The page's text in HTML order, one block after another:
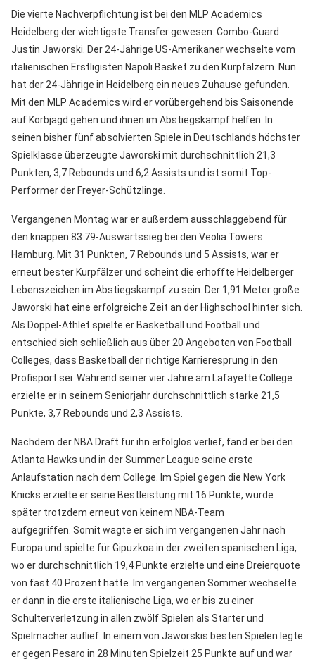
Die vierte Nachverpflichtung ist bei den MLP Academics
Heidelberg der wichtigste Transfer gewesen: Combo-Guard
Justin Jaworski. Der 24-Jährige US-Amerikaner wechselte vom
italienischen Erstligisten Napoli Basket zu den Kurpfälzern. Nun
hat der 24-Jährige in Heidelberg ein neues Zuhause gefunden.
Mit den MLP Academics wird er vorübergehend bis Saisonende
auf Korbjagd gehen und ihnen im Abstiegskampf helfen. In
seinen bisher fünf absolvierten Spiele in Deutschlands höchster
Spielklasse überzeugte Jaworski mit durchschnittlich 21,3
Punkten, 3,7 Rebounds und 6,2 Assists und ist somit Top-
Performer der Freyer-Schützlinge.
Vergangenen Montag war er außerdem ausschlaggebend für
den knappen 83:79-Auswärtssieg bei den Veolia Towers
Hamburg. Mit 31 Punkten, 7 Rebounds und 5 Assists, war er
erneut bester Kurpfälzer und scheint die erhoffte Heidelberger
Lebenszeichen im Abstiegskampf zu sein. Der 1,91 Meter große
Jaworski hat eine erfolgreiche Zeit an der Highschool hinter sich.
Als Doppel-Athlet spielte er Basketball und Football und
entschied sich schließlich aus über 20 Angeboten von Football
Colleges, dass Basketball der richtige Karrieresprung in den
Profisport sei. Während seiner vier Jahre am Lafayette College
erzielte er in seinem Seniorjahr durchschnittlich starke 21,5
Punkte, 3,7 Rebounds und 2,3 Assists.
Nachdem der NBA Draft für ihn erfolglos verlief, fand er bei den
Atlanta Hawks und in der Summer League seine erste
Anlaufstation nach dem College. Im Spiel gegen die New York
Knicks erzielte er seine Bestleistung mit 16 Punkte, wurde
später trotzdem erneut von keinem NBA-Team
aufgegriffen. Somit wagte er sich im vergangenen Jahr nach
Europa und spielte für Gipuzkoa in der zweiten spanischen Liga,
wo er durchschnittlich 19,4 Punkte erzielte und eine Dreierquote
von fast 40 Prozent hatte. Im vergangenen Sommer wechselte
er dann in die erste italienische Liga, wo er bis zu einer
Schulterverletzung in allen zwölf Spielen als Starter und
Spielmacher auflief. In einem von Jaworskis besten Spielen legte
er gegen Pesaro in 28 Minuten Spielzeit 25 Punkte auf und war